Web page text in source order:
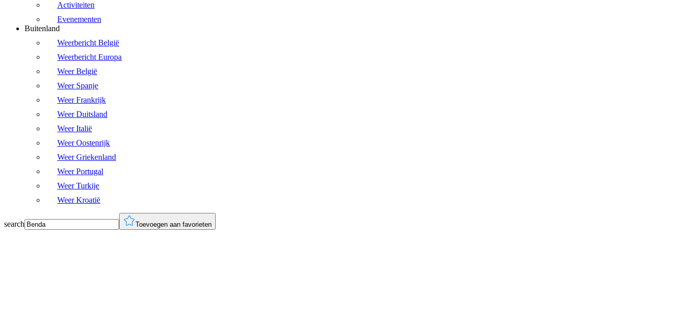
Activiteiten
Evenementen
Buitenland
Weerbericht België
Weerbericht Europa
Weer België
Weer Spanje
Weer Frankrijk
Weer Duitsland
Weer Italië
Weer Oostenrijk
Weer Griekenland
Weer Portugal
Weer Turkije
Weer Kroatië
search Toevoegen aan favorieten